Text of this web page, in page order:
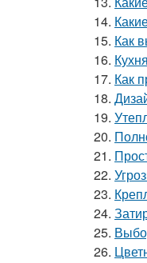
14.
15. Как
16.
17. Как
18.
19.
20.
21.
22.
23.
24.
25.
26.